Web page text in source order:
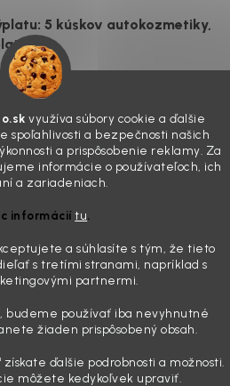
využíva súbory cookie a ďalšie
spoľahlivosti a bezpečnosti našich
a prispôsobenie reklamy. Za
informácie o používateľoch, ich
a zariadeniach.
informáciítu.
a súhlasíte s tým, že tieto
s tretími stranami, napríklad s
partnermi.
, budeme používať iba nevyhnutné
žiaden prispôsobený obsah.
získate ďalšie podrobnosti a možnosti.
môžete kedykoľvek upraviť.
5 kúskov autokozmetiky,
vami zaprášená kapota. Pre
relax. Lenže keď si v košíku spočítate
utierky, výsledná suma vie poriadne
že aj profi výbava ...
vychytávok, ktoré z
na pohľady
zaschnuté kvapky a kolesá čierne od
je to len stroj na presun z bodu A do
Vytvoril Shoptet